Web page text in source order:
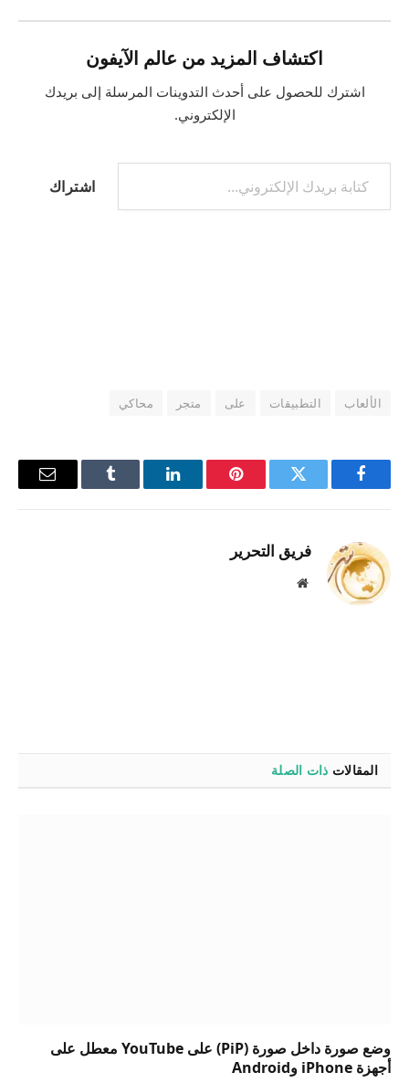
اكتشاف المزيد من عالم الآيفون
اشترك للحصول على أحدث التدوينات المرسلة إلى بريدك
الإلكتروني.
كتابة بريدك الإلكتروني...
اشتراك
الألعاب التطبيقات على متجر محاكي
فيسبوك تويتر بينتيريستلينكدإن Tumblr
البريد
فريق التحرير
موقع
المقالات ذات الصلة
وضع صورة داخل صورة (PiP) على YouTube معطل على
أجهزة iPhone وAndroid